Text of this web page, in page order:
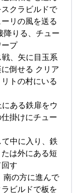
クラビルドで
リの風を送る
降りる、チュー
プ
、矢に目玉系
倒せる クリア
トの村にいる
ある鉄扉をウ
掛けにチュー
中に入り、鉄
は外にある短
す
南の方に進んで
ビルドで板を